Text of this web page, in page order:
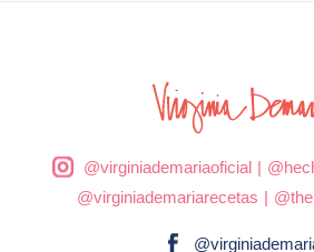
@virginiademariaoficial|
@virginiademariarecetas |